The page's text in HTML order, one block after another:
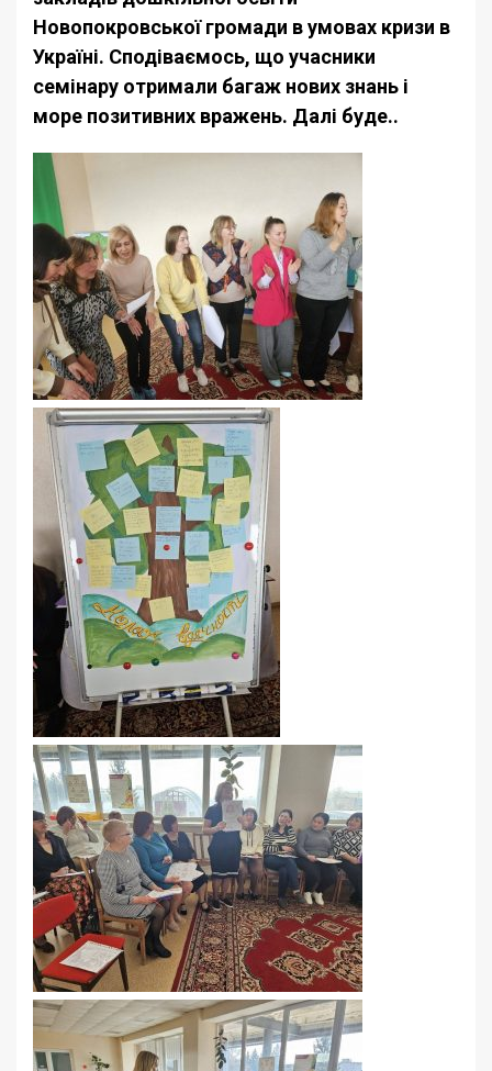
Новопокровської громади в умовах кризи в
Україні. Сподіваємось, що учасники
семінару отримали багаж нових знань і
море позитивних вражень. Далі буде..